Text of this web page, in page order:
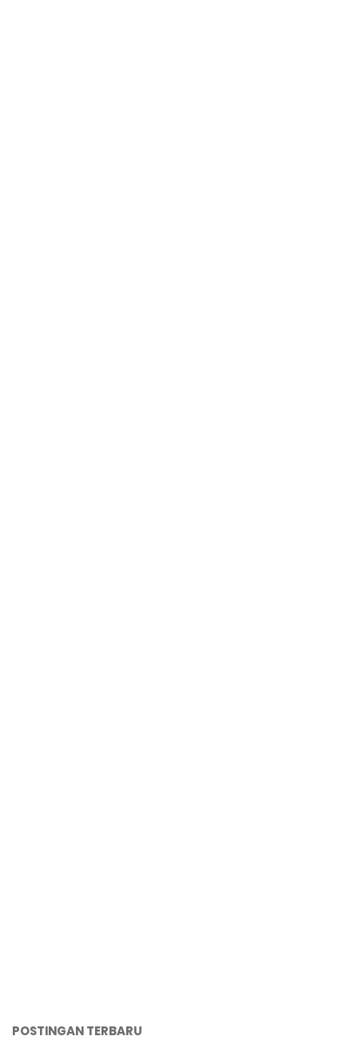
POSTINGAN TERBARU